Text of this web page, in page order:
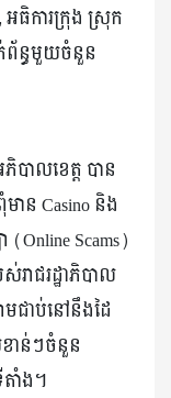
អធិការក្រុង ស្រុក
ព័ន្ធមួយចំនួន
បាលខេត្ត បាន
ាន Casino និង
(Online Scams)
ាជរដ្ឋាភិបាល
មជាប់នៅនឹងដៃ
ាន់ៗចំនួន
ាំង។